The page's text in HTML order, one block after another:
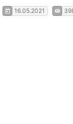
16.05.2021